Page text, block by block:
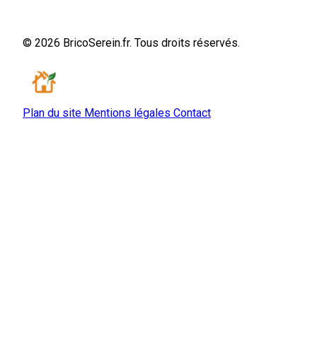
© 2026 BricoSerein.fr. Tous droits réservés.
Plan du site Mentions légales Contact